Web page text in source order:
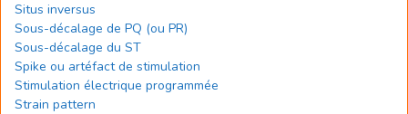
Situs inversus
Sous-décalage de PQ (ou PR)
Sous-décalage du ST
Spike ou artéfact de stimulation
Stimulation électrique programmée
Strain pattern